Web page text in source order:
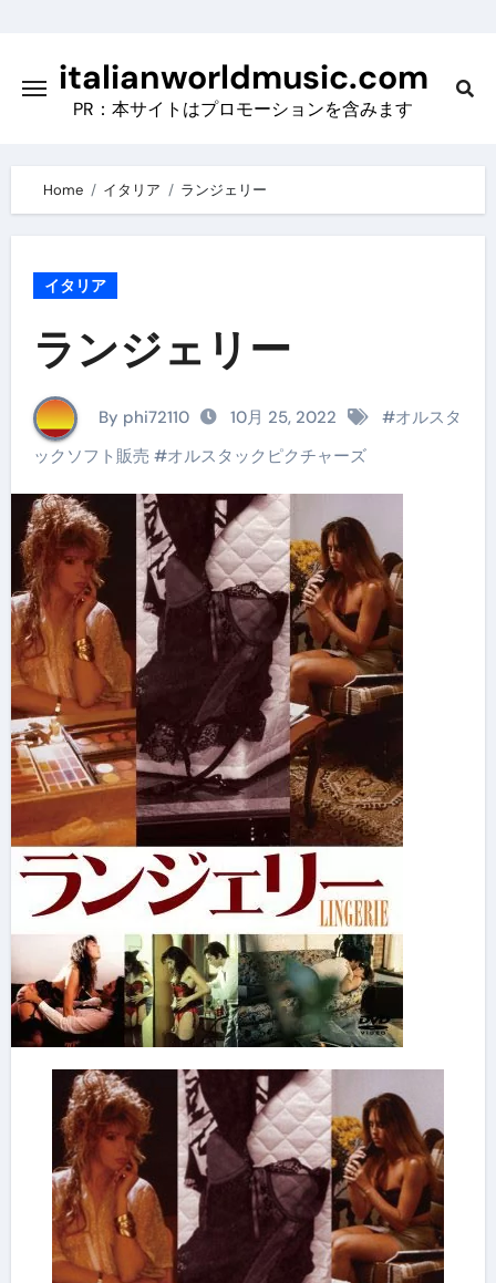
contentitalianworldmusic.com
PR：本サイトはプロモーションを含みます
Home イタリア ランジェリー
イタリア
ランジェリー
By phi72110 10月 25, 2022 #オルスタ
ックソフト販売 #オルスタックピクチャーズ